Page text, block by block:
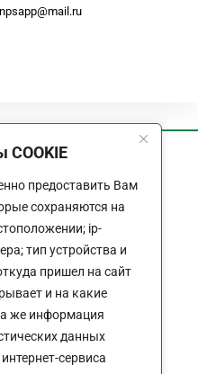
COOKIE
предоставить Вам
сохраняются на
ip-
тип устройства и
пришел на сайт
и на какие
же информация
данных
сервиса
npsapp@mail.ru
- 18:00
Сб - Вс
сайта